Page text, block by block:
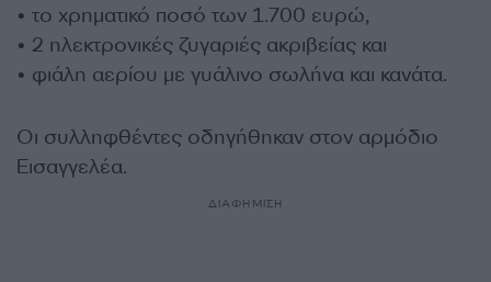
• το χρηματικό ποσό των 1.700 ευρώ,
• 2 ηλεκτρονικές ζυγαριές ακριβείας και
• φιάλη αερίου με γυάλινο σωλήνα και κανάτα.
Οι συλληφθέντες οδηγήθηκαν στον αρμόδιο
Εισαγγελέα.
ΔΙΑΦΗΜΙΣΗ